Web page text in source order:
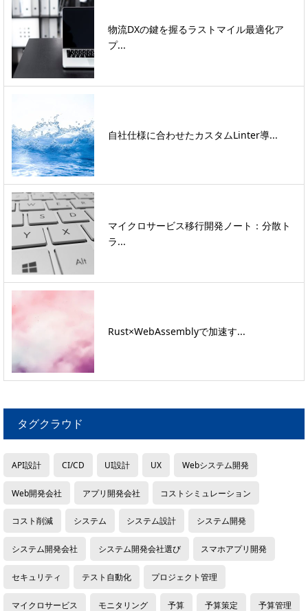
物流DXの鍵を握るラストマイル最適化ア
プ...
自社仕様に合わせたカスタムLinter導...
マイクロサービス移行開発ノート：分散ト
ラ...
Rust×WebAssemblyで加速す...
タグクラウド
API設計 CI/CD UI設計 UX Webシステム開発
Web開発会社 アプリ開発会社 コストシミュレーション
コスト削減 システム システム設計 システム開発
システム開発会社 システム開発会社選び スマホアプリ開発
セキュリティ テスト自動化 プロジェクト管理
マイクロサービス モニタリング 予算 予算策定 予算管理